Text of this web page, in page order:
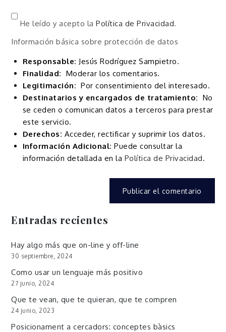
He leído y acepto laPolítica de Privacidad.
Información básica sobre protección de datos
Responsable: Jesús Rodríguez Sampietro.
Finalidad: Moderar los comentarios.
Legitimación: Por consentimiento del interesado.
Destinatarios y encargados de tratamiento: No
se ceden o comunican datos a terceros para prestar
este servicio.
Derechos: Acceder, rectificar y suprimir los datos.
Información Adicional: Puede consultar la
información detallada en la Política de Privacidad.
Entradas recientes
Hay algo más que on-line y off-line
30 septiembre, 2024
Como usar un lenguaje más positivo
27 junio, 2024
Que te vean, que te quieran, que te compren
24 junio, 2023
Posicionament a cercadors: conceptes bàsics